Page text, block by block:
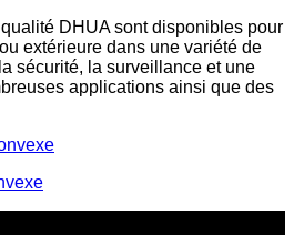
DHUA sont disponibles pour
extérieure dans une variété de
sécurité, la surveillance et une
applications ainsi que des